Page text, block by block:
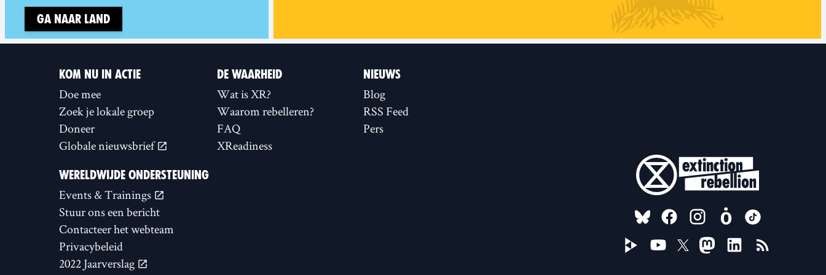
Ga naar land
KOM NU IN ACTIE
Doe mee
Zoek je lokale groep
Doneer
Globale nieuwsbrief
DE WAARHEID
Wat is XR?
Waarom rebelleren?
FAQ
XReadiness
NIEUWS
Blog
RSS Feed
Pers
WERELDWIJDE ONDERSTEUNING
Events & Trainings
Stuur ons een bericht
Contacteer het webteam
Privacybeleid
2022 Jaarverslag
FOLLOW US ON